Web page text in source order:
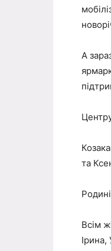
А
та
Всім